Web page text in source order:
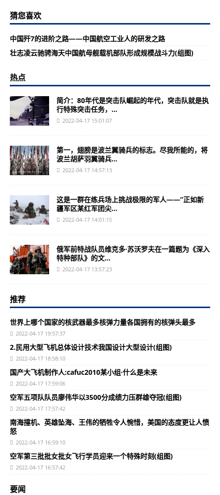
猜您喜欢
中国歼7的进阶之路——中国航空工业人的研发之路
壮志凌云驰骋海天中国航母舰载机部队形成规模战斗力(组图)
热点
简介：80年代是突击队崛起的年代，突击队就是执
行特殊突击任务，...
2022-04-17 15:01:07
第一，翅膀是波兰翼骑兵的标志。尽我所能的，将
波兰胡萨羽翼骑兵...
2022-04-17 14:57:13
这是一群在练兵场上挑战极限的军人——”正如新
疆军区某红军团尖...
2022-04-17 14:01:15
俄军前特战队员维克多·苏沃罗夫在一篇题为《深入
特种部队》的文...
2022-04-17 13:57:23
推荐
世界上哪个国家的核武器最多核弹力量各国拥有的核弹头最多
2022-04-17 19:57:37
2.民用大型飞机总体设计技术我国设计大型设计(组图)
2022-04-17 18:58:10
国产大飞机制作人:cafuc2010某小组·什么是未来
2022-04-17 17:59:06
空军五项队队员廖伟华以3500分成绩力压群雄夺冠(组图)
2022-04-17 17:57:42
南海撞机、英雄坠海、王伟的牺牲令人惋惜，美国的态度更让人愤
怒
2022-04-17 16:59:10
空军第三批批女批女飞行学员迎来一个特殊时刻(组图)
2022-04-17 16:57:42
要闻